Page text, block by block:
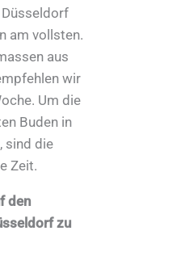
am vollsten.
aus
wir
Um die
Buden in
sind die
Zeit.
den
zu